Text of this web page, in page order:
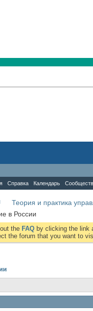
Справка Календарь
Теория и практика
в России
the FAQ by clicking the link
the forum that you want to